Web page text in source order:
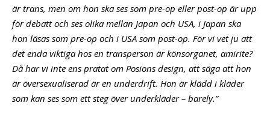
är trans, men om hon ska ses som pre-op eller post-op är upp
för debatt och ses olika mellan Japan och USA, i Japan ska
hon läsas som pre-op och i USA som post-op. För vi vet ju att
det enda viktiga hos en transperson är könsorganet, amirite?
Då har vi inte ens pratat om Posions design, att säga att hon
är översexualiserad är en underdrift. Hon är klädd i kläder
som kan ses som ett steg över underkläder – barely.”